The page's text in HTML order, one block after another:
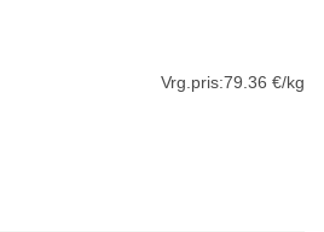
Vrg.pris:79.36 €/kg